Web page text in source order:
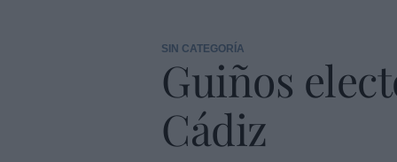
SIN CATEGORÍA
Guiños
Cádiz